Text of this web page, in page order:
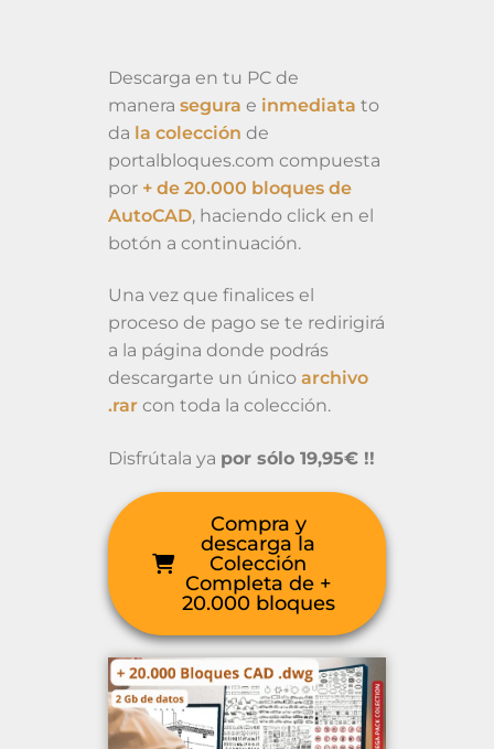
Descarga en tu PC de
manera segura e inmediata to
da la colección de
portalbloques.com compuesta
por + de 20.000 bloques de
AutoCAD, haciendo click en el
botón a continuación.
Una vez que finalices el
proceso de pago se te redirigirá
a la página donde podrás
descargarte un único archivo
.rar con toda la colección.
Disfrútala ya por sólo 19,95€ !!
Compra y
descarga la
Colección
Completa de +
20.000 bloques